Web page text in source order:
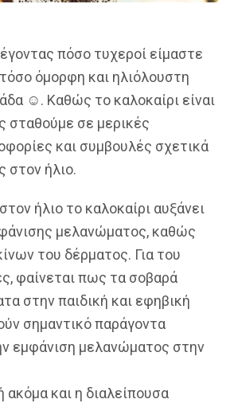
πόσο τυχεροί είμαστε
όμορφη και ηλιόλουστη
☺. Καθώς το καλοκαίρι είναι
σε μερικές
και συμβουλές σχετικά
στον ήλιο.
ήλιο το καλοκαίρι αυξάνει
μελανώματος, καθώς
του δέρματος. Για του
φαίνεται πως τα σοβαρά
στην παιδική και εφηβική
σημαντικό παράγοντα
εμφάνιση μελανώματος στην
και η διαλείπουσα